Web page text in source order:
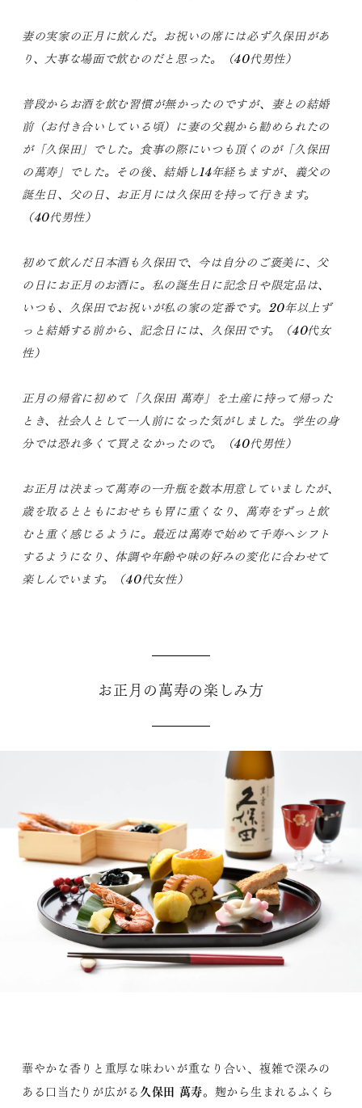
妻の実家の正月に飲んだ。お祝いの席には必ず久保田があ
り、大事な場面で飲むのだと思った。（40代男性）
普段からお酒を飲む習慣が無かったのですが、妻との結婚
前（お付き合いしている頃）に妻の父親から勧められたの
が「久保田」でした。食事の際にいつも頂くのが「久保田
の萬寿」でした。その後、結婚し14年経ちますが、義父の
誕生日、父の日、お正月には久保田を持って行きます。
（40代男性）
初めて飲んだ日本酒も久保田で、今は自分のご褒美に、父
の日にお正月のお酒に。私の誕生日に記念日や限定品は、
いつも、久保田でお祝いが私の家の定番です。20年以上ず
っと結婚する前から、記念日には、久保田です。（40代女
性）
正月の帰省に初めて「久保田 萬寿」を土産に持って帰った
とき、社会人として一人前になった気がしました。学生の身
分では恐れ多くて買えなかったので。（40代男性）
お正月は決まって萬寿の一升瓶を数本用意していましたが、
歳を取るとともにおせちも胃に重くなり、萬寿をずっと飲
むと重く感じるように。最近は萬寿で始めて千寿へシフト
するようになり、体調や年齢や味の好みの変化に合わせて
楽しんでいます。（40代女性）
お正月の萬寿の楽しみ方
華やかな香りと重厚な味わいが重なり合い、複雑で深みの
ある口当たりが広がる 久保田 萬寿。麹から生まれるふくら